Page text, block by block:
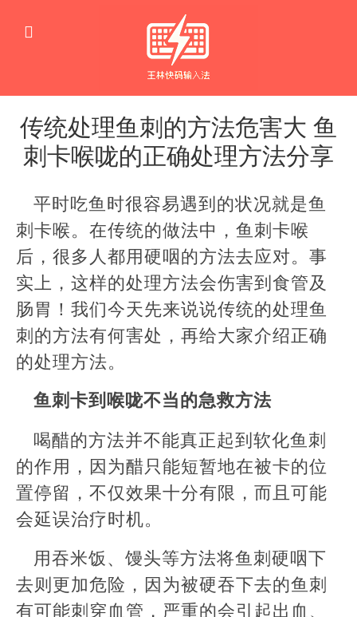
传统处理鱼刺的方法危害大 鱼
刺卡喉咙的正确处理方法分享
平时吃鱼时很容易遇到的状况就是鱼
刺卡喉。在传统的做法中，鱼刺卡喉
后，很多人都用硬咽的方法去应对。事
实上，这样的处理方法会伤害到食管及
肠胃！我们今天先来说说传统的处理鱼
刺的方法有何害处，再给大家介绍正确
的处理方法。
鱼刺卡到喉咙不当的急救方法
喝醋的方法并不能真正起到软化鱼刺
的作用，因为醋只能短暂地在被卡的位
置停留，不仅效果十分有限，而且可能
会延误治疗时机。
用吞米饭、馒头等方法将鱼刺硬咽下
去则更加危险，因为被硬吞下去的鱼刺
有可能刺穿血管，严重的会引起出血、